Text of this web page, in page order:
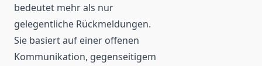
bedeutet mehr als nur
gelegentliche Rückmeldungen.
Sie basiert auf einer offenen
Kommunikation, gegenseitigem